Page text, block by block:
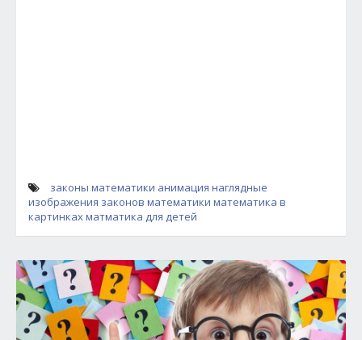
законы математики анимация наглядные
изображения законов математики математика в
картинках матматика для детей